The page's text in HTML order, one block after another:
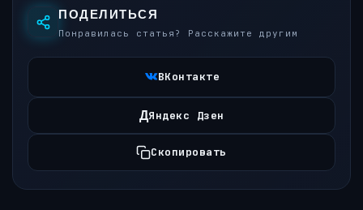
ПОДЕЛИТЬСЯ
Понравилась статья? Расскажите другим
ВКонтакте
ДЯндекс Дзен
Скопировать